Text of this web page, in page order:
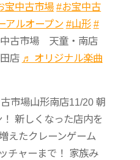
宝中古市場 #お宝中古
アルオープン #山形 #
古市場 天童・南店
店 ♬ オリジナル楽曲
市場山形南店11/20 朝
新しくなった店内を
えたクレーンゲーム
チャーまで！ 家族み